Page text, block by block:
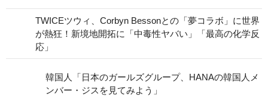
TWICEツウィ、Corbyn Bessonとの「夢コラボ」に世界
が熱狂！新境地開拓に「中毒性ヤバい」「最高の化学反
応」
韓国人「日本のガールズグループ、HANAの韓国人メ
ンバー・ジスを見てみよう」